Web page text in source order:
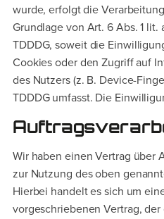
wurde, erfolgt die
Grundlage von Art. 6 Abs. 1 lit.
TDDDG, soweit die
Cookies oder den Zugriff auf
des Nutzers (z. B. Device-
TDDDG umfasst. Die
Wir haben einen Vertrag über
zur Nutzung des oben
Hierbei handelt es sich um
vorgeschriebenen Vertrag,